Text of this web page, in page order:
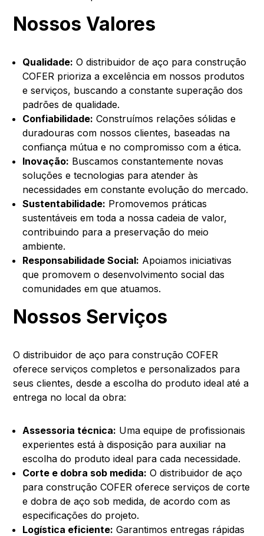
Nossos Valores
Qualidade: O distribuidor de aço para construção
COFER prioriza a excelência em nossos produtos
e serviços, buscando a constante superação dos
padrões de qualidade.
Confiabilidade: Construímos relações sólidas e
duradouras com nossos clientes, baseadas na
confiança mútua e no compromisso com a ética.
Inovação: Buscamos constantemente novas
soluções e tecnologias para atender às
necessidades em constante evolução do mercado.
Sustentabilidade: Promovemos práticas
sustentáveis em toda a nossa cadeia de valor,
contribuindo para a preservação do meio
ambiente.
Responsabilidade Social: Apoiamos iniciativas
que promovem o desenvolvimento social das
comunidades em que atuamos.
Nossos Serviços
O distribuidor de aço para construção COFER
oferece serviços completos e personalizados para
seus clientes, desde a escolha do produto ideal até a
entrega no local da obra:
Assessoria técnica: Uma equipe de profissionais
experientes está à disposição para auxiliar na
escolha do produto ideal para cada necessidade.
Corte e dobra sob medida: O distribuidor de aço
para construção COFER oferece serviços de corte
e dobra de aço sob medida, de acordo com as
especificações do projeto.
Logística eficiente: Garantimos entregas rápidas